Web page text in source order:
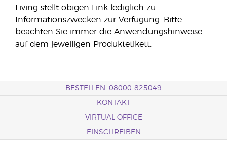
Living stellt obigen Link lediglich zu
Informationszwecken zur Verfügung. Bitte
beachten Sie immer die Anwendungshinweise
auf dem jeweiligen Produktetikett.
BESTELLEN: 08000-825049
KONTAKT
VIRTUAL OFFICE
EINSCHREIBEN